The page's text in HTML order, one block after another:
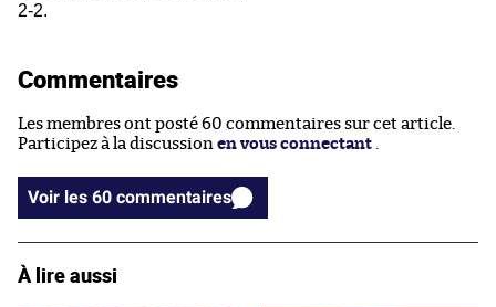
2-2.
Commentaires
Les membres ont posté 60 commentaires sur cet article.
Participez à la discussion en vous connectant .
Voir les 60 commentaires
À lire aussi